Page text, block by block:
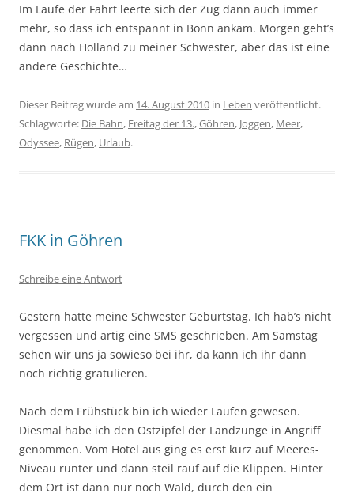
Im Laufe der Fahrt leerte sich der Zug dann auch immer
mehr, so dass ich entspannt in Bonn ankam. Morgen geht’s
dann nach Holland zu meiner Schwester, aber das ist eine
andere Geschichte…
Dieser Beitrag wurde am 14. August 2010 in Leben veröffentlicht.
Schlagworte: Die Bahn, Freitag der 13.,Göhren, Joggen, Meer,
Odyssee, Rügen, Urlaub.
FKK in Göhren
Schreibe eine Antwort
Gestern hatte meine Schwester Geburtstag. Ich hab’s nicht
vergessen und artig eine SMS geschrieben. Am Samstag
sehen wir uns ja sowieso bei ihr, da kann ich ihr dann
noch richtig gratulieren.
Nach dem Frühstück bin ich wieder Laufen gewesen.
Diesmal habe ich den Ostzipfel der Landzunge in Angriff
genommen. Vom Hotel aus ging es erst kurz auf Meeres-
Niveau runter und dann steil rauf auf die Klippen. Hinter
dem Ort ist dann nur noch Wald, durch den ein